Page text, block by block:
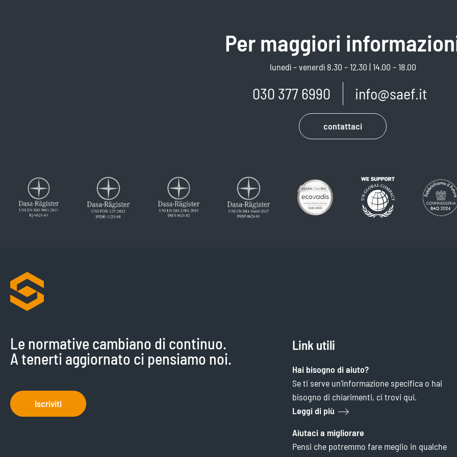
Per maggiori
lunedì – venerdì 8.30 – 12.30 | 14.00 – 18.00
030 377 6990 info@saef.it
contattaci
Le normative cambiano di continuo.
A tenerti aggiornato ci pensiamo noi.
Iscriviti
Link utili
Hai bisogno di aiuto?
Se ti serve un’informazione specifica o hai
bisogno di chiarimenti, ci trovi qui.
Leggi di più
Aiutaci a migliorare
Pensi che potremmo fare meglio in qualche